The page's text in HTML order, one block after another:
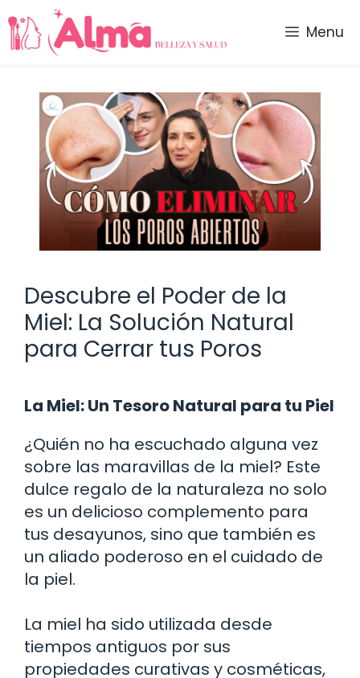
Saltar
al
contenido
Menu
Descubre el Poder de la
Miel: La Solución Natural
para Cerrar tus Poros
La Miel: Un Tesoro Natural para tu Piel
¿Quién no ha escuchado alguna vez
sobre las maravillas de la miel? Este
dulce regalo de la naturaleza no solo
es un delicioso complemento para
tus desayunos, sino que también es
un aliado poderoso en el cuidado de
la piel.
La miel ha sido utilizada desde
tiempos antiguos por sus
propiedades curativas y cosméticas,